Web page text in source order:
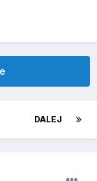
DALEJ